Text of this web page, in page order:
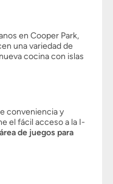
en Cooper Park,
una variedad de
cocina con islas
conveniencia y
el fácil acceso a la I-
de juegos para